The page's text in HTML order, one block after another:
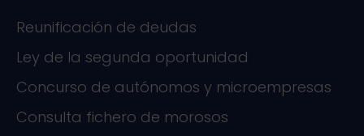
Reunificación de deudas
Ley de la segunda oportunidad
Concurso de autónomos y microempresas
Consulta fichero de morosos